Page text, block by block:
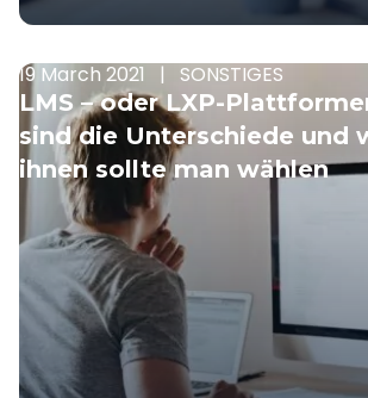
19 March 2021 | SONSTIGES
LMS – oder LXP-
sind die Unterschiede und
ihnen sollte man wählen